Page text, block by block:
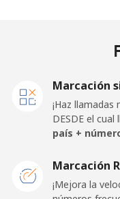
Línea fija ⁦62.5¢⁩
⁦61.9¢⁩
Línea fija ⁦69.9¢⁩
Marcación
¡Haz
DESDE el
país +
Marcación
¡Mejora la